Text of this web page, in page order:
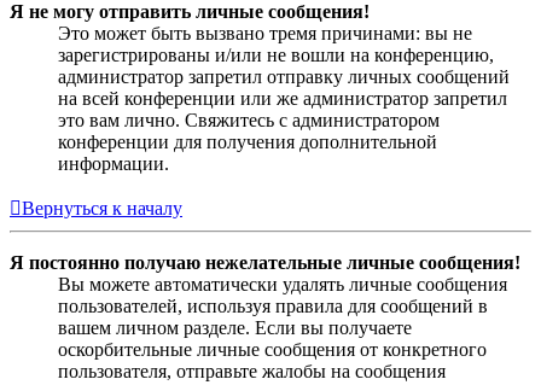
Я не могу отправить личные сообщения!
Это может быть вызвано тремя причинами: вы не
зарегистрированы и/или не вошли на конференцию,
администратор запретил отправку личных сообщений
на всей конференции или же администратор запретил
это вам лично. Свяжитесь с администратором
конференции для получения дополнительной
информации.
Вернуться к началу
Я постоянно получаю нежелательные личные сообщения!
Вы можете автоматически удалять личные сообщения
пользователей, используя правила для сообщений в
вашем личном разделе. Если вы получаете
оскорбительные личные сообщения от конкретного
пользователя, отправьте жалобы на сообщения